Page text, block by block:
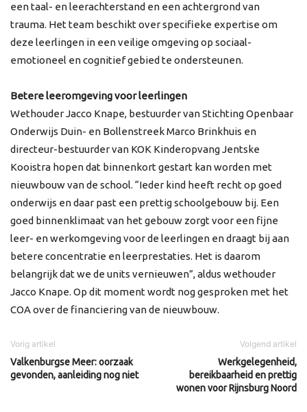
een taal- en leerachterstand en een achtergrond van
trauma. Het team beschikt over specifieke expertise om
deze leerlingen in een veilige omgeving op sociaal-
emotioneel en cognitief gebied te ondersteunen.
Betere leeromgeving voor leerlingen
Wethouder Jacco Knape, bestuurder van Stichting Openbaar
Onderwijs Duin- en Bollenstreek Marco Brinkhuis en
directeur-bestuurder van KOK Kinderopvang Jentske
Kooistra hopen dat binnenkort gestart kan worden met
nieuwbouw van de school. “Ieder kind heeft recht op goed
onderwijs en daar past een prettig schoolgebouw bij. Een
goed binnenklimaat van het gebouw zorgt voor een fijne
leer- en werkomgeving voor de leerlingen en draagt bij aan
betere concentratie en leerprestaties. Het is daarom
belangrijk dat we de units vernieuwen”, aldus wethouder
Jacco Knape. Op dit moment wordt nog gesproken met het
COA over de financiering van de nieuwbouw.
Vorig artikel
Valkenburgse Meer: oorzaak
gevonden, aanleiding nog niet
Volgend artikel
Werkgelegenheid,
bereikbaarheid en prettig
wonen voor Rijnsburg Noord